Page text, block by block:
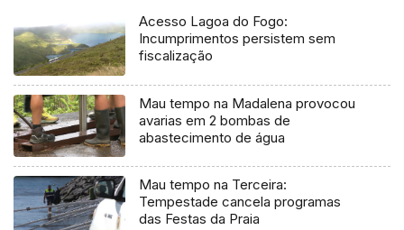
Acesso Lagoa do Fogo:
Incumprimentos persistem sem
fiscalização
Mau tempo na Madalena provocou
avarias em 2 bombas de
abastecimento de água
Mau tempo na Terceira:
Tempestade cancela programas
das Festas da Praia